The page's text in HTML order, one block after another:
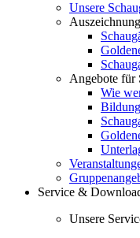
Unsere
Angebote für
Wie
Service &
Unsere